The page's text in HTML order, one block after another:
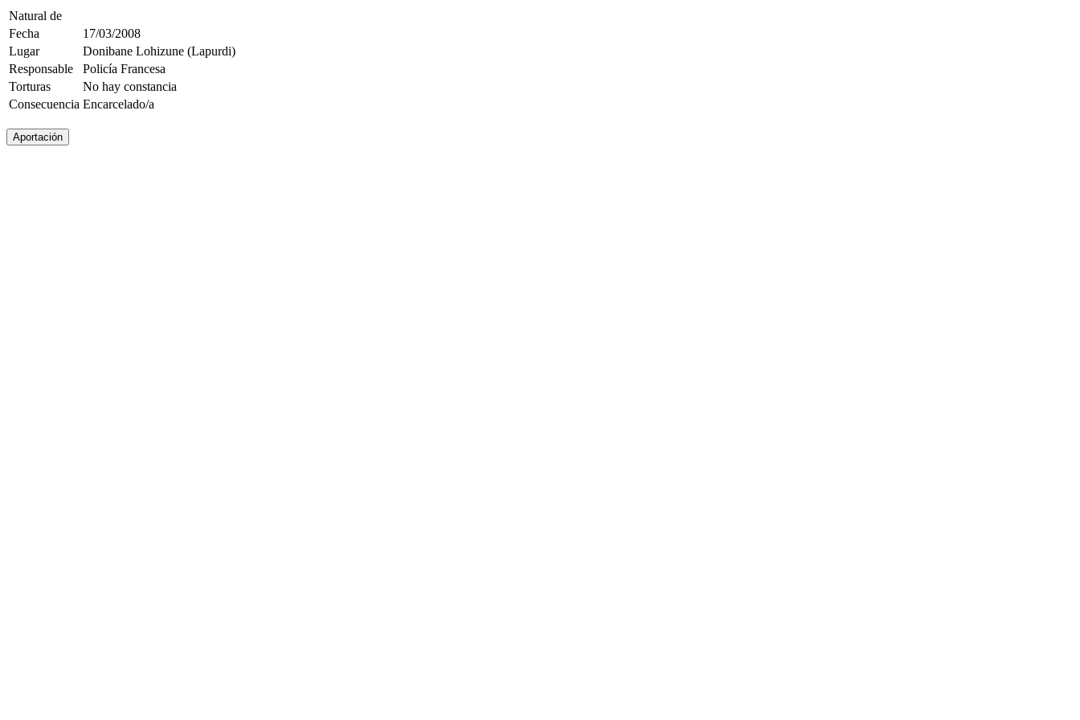
Natural de
Fecha
17/03/2008
Lugar
Donibane Lohizune (Lapurdi)
Responsable
Policía Francesa
Torturas
No hay constancia
Consecuencia Encarcelado/a